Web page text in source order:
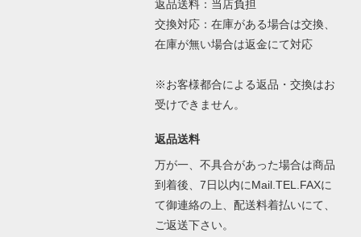
返品送料：当店負担
交換対応：在庫がある場合は交換、
在庫が無い場合は返金にて対応
※お客様都合による返品・交換はお
受けできません。
返品送料
万が一、不具合があった場合は商品
到着後、7日以内にMail.TEL.FAXに
て御連絡の上、配送料着払いにて、
ご返送下さい。